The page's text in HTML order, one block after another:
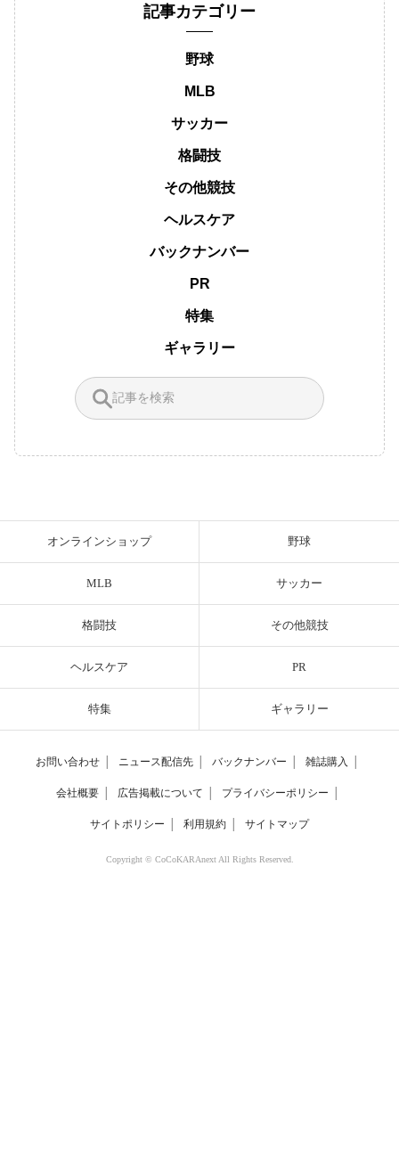
記事カテゴリー
野球
MLB
サッカー
格闘技
その他競技
ヘルスケア
バックナンバー
PR
特集
ギャラリー
オンラインショップ 野球
MLB サッカー
格闘技 その他競技
ヘルスケア PR
特集 ギャラリー
お問い合わせ ニュース配信先 バックナンバー 雑誌購入
会社概要 広告掲載について プライバシーポリシー
サイトポリシー 利用規約 サイトマップ
Copyright © CoCoKARAnext All Rights Reserved.